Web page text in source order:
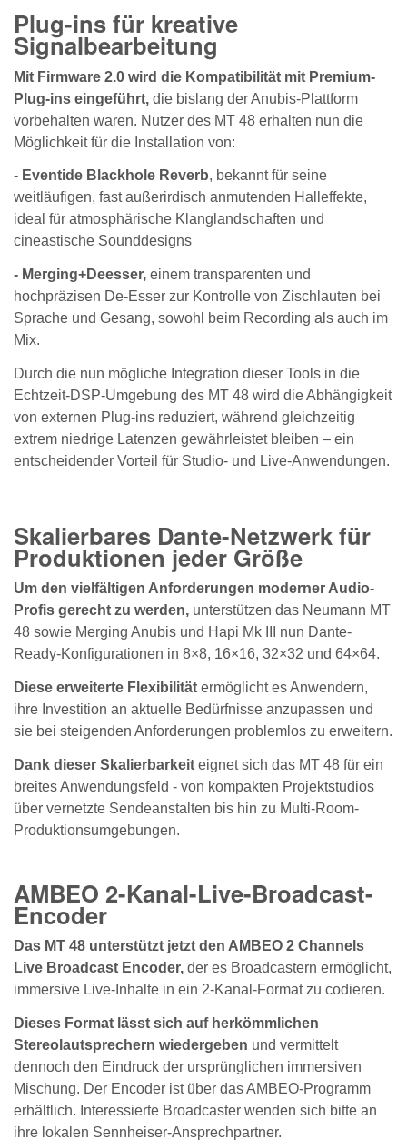
Plug-ins für kreative
Signalbearbeitung
Mit Firmware 2.0 wird die Kompatibilität mit Premium-
Plug-ins eingeführt, die bislang der Anubis-Plattform
vorbehalten waren. Nutzer des MT 48 erhalten nun die
Möglichkeit für die Installation von:
- Eventide Blackhole Reverb, bekannt für seine
weitläufigen, fast außerirdisch anmutenden Halleffekte,
ideal für atmosphärische Klanglandschaften und
cineastische Sounddesigns
- Merging+Deesser, einem transparenten und
hochpräzisen De-Esser zur Kontrolle von Zischlauten bei
Sprache und Gesang, sowohl beim Recording als auch im
Mix.
Durch die nun mögliche Integration dieser Tools in die
Echtzeit-DSP-Umgebung des MT 48 wird die Abhängigkeit
von externen Plug-ins reduziert, während gleichzeitig
extrem niedrige Latenzen gewährleistet bleiben – ein
entscheidender Vorteil für Studio- und Live-Anwendungen.
Skalierbares Dante-Netzwerk für
Produktionen jeder Größe
Um den vielfältigen Anforderungen moderner Audio-
Profis gerecht zu werden, unterstützen das Neumann MT
48 sowie Merging Anubis und Hapi Mk III nun Dante-
Ready-Konfigurationen in 8×8, 16×16, 32×32 und 64×64.
Diese erweiterte Flexibilität ermöglicht es Anwendern,
ihre Investition an aktuelle Bedürfnisse anzupassen und
sie bei steigenden Anforderungen problemlos zu erweitern.
Dank dieser Skalierbarkeit eignet sich das MT 48 für ein
breites Anwendungsfeld - von kompakten Projektstudios
über vernetzte Sendeanstalten bis hin zu Multi-Room-
Produktionsumgebungen.
AMBEO 2-Kanal-Live-Broadcast-
Encoder
Das MT 48 unterstützt jetzt den AMBEO 2 Channels
Live Broadcast Encoder, der es Broadcastern ermöglicht,
immersive Live-Inhalte in ein 2‑Kanal-Format zu codieren.
Dieses Format lässt sich auf herkömmlichen
Stereolautsprechern wiedergeben und vermittelt
dennoch den Eindruck der ursprünglichen immersiven
Mischung. Der Encoder ist über das AMBEO-Programm
erhältlich. Interessierte Broadcaster wenden sich bitte an
ihre lokalen Sennheiser-Ansprechpartner.